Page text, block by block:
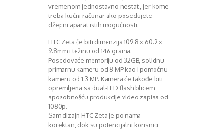
Zanimljivosti
Juli 2013
August 2013
Oktobar 2013
Decembar 2013
Januar 2014
Februar 2014
Mart 2014
April 2014
Juni 2014
vremenom jednostavno nestati, jer kome
treba kućni računar ako posedujete
džepni aparat istih mogućnosti.
HTC Zeta će biti dimenzija 109.8 x 60.9 x
9.8mm i težinu od 146 grama.
Posedovaće memoriju od 32GB, solidnu
primarnu kameru od 8 MP kao i pomoćnu
kameru od 1.3 MP. Kamera će takođe biti
opremljena sa dual-LED flash blicem
sposobnošću produkcije video zapisa od
1080p.
Sam dizajn HTC Zeta je po nama
korektan, dok su potencijalni korisnici